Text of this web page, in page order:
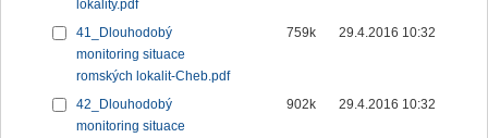
lokality.pdf
41_Dlouhodobý
monitoring situace
romských lokalit-Cheb.pdf
759k 29.4.2016 10:32
42_Dlouhodobý
monitoring situace
902k 29.4.2016 10:32